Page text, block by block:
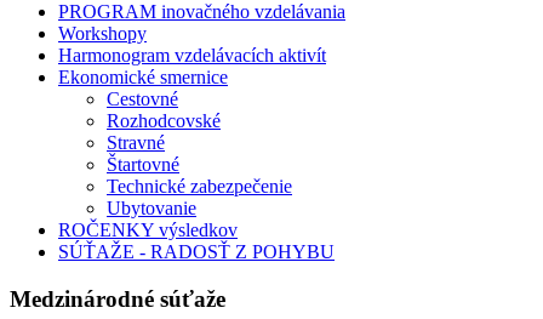
PROGRAM inovačného vzdelávania
Workshopy
Harmonogram vzdelávacích aktivít
Ekonomické smernice
Cestovné
Rozhodcovské
Stravné
Štartovné
Technické zabezpečenie
Ubytovanie
ROČENKY výsledkov
SÚŤAŽE - RADOSŤ Z POHYBU
Medzinárodné súťaže